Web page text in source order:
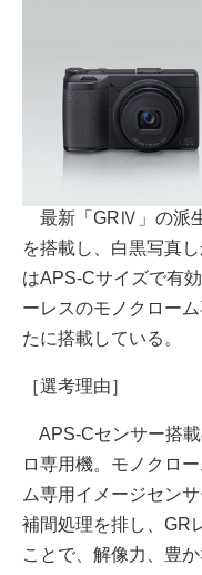
最新「GRⅣ」の派
を搭載し、白黒写真
はAPS-Cサイズで有
ーレスのモノクロー
たに搭載している。
［選考理由］
APS-Cセンサー搭載
ロ専⽤機。モノクロ
ム専⽤イメージセン
補間処理を排し、GR
ことで、解像⼒、豊